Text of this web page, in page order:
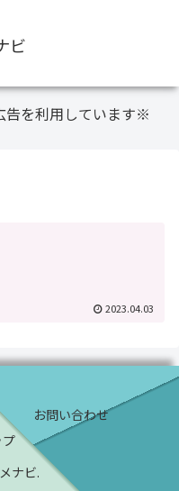
ビ
告を利用しています※
2023.04.03
お問い合わせ
ナビ.